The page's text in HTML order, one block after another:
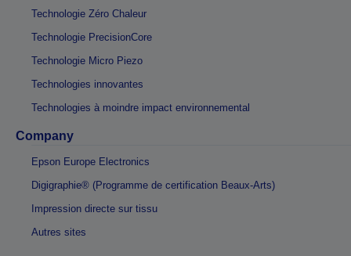
Technologie Zéro Chaleur
Technologie PrecisionCore
Technologie Micro Piezo
Technologies innovantes
Technologies à moindre impact environnemental
Company
Epson Europe Electronics
Digigraphie® (Programme de certification Beaux-Arts)
Impression directe sur tissu
Autres sites